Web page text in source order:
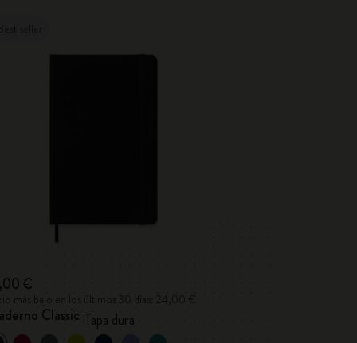
€
Classic Tapa dura